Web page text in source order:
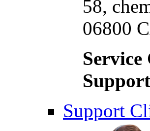
58,
06800
Service
Support
Support